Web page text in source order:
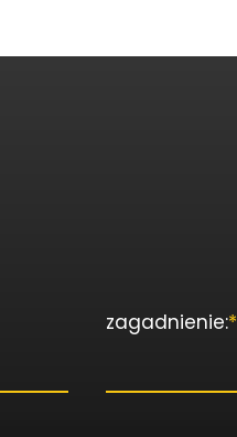
zagadnienie:*